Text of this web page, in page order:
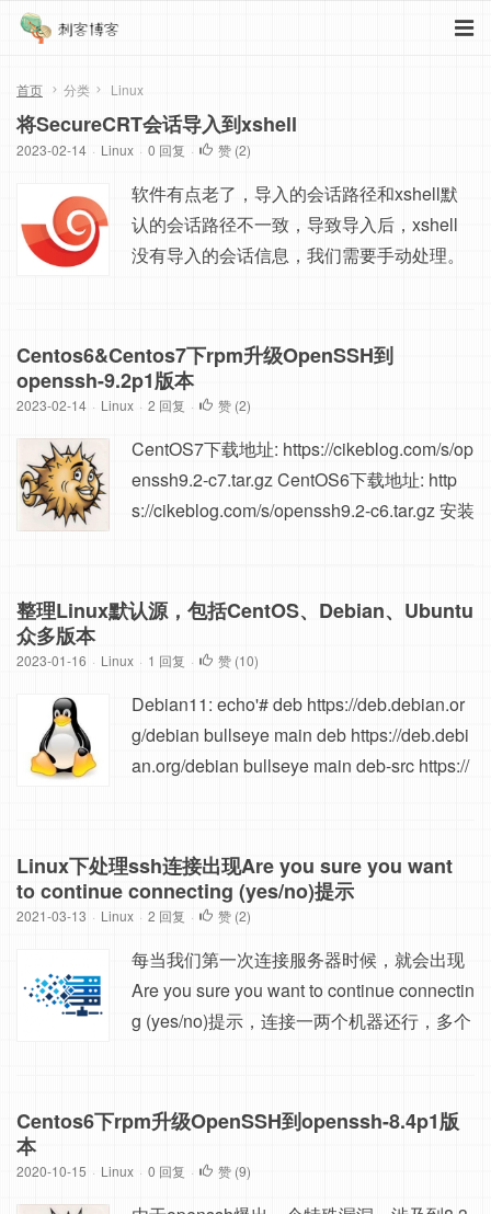
首页 分类 Linux
将SecureCRT会话导入到xshell
2023-02-14 · Linux · 0 回复 · 赞 (2)
软件有点老了，导入的会话路径和xshell默
认的会话路径不一致，导致导入后，xshell
没有导入的会话信息，我们需要手动处理。
ssions" xshell默认的会话路径为： "C:\User
s\\Documents\NetSarang\Xshell\Sessions"
我们需要将其手动复制到xshell会话目录
中。 ...
Centos6&Centos7下rpm升级OpenSSH到
openssh-9.2p1版本
2023-02-14 · Linux · 2 回复 · 赞 (2)
CentOS7下载地址: https://cikeblog.com/s/op
enssh9.2-c7.tar.gz CentOS6下载地址: http
s://cikeblog.com/s/openssh9.2-c6.tar.gz 安装
nSSH到openssh-8.5p1版本
整理Linux默认源，包括CentOS、Debian、Ubuntu
众多版本
2023-01-16 · Linux · 1 回复 · 赞 (10)
Debian11: echo'# deb https://deb.debian.or
g/debian bullseye main deb https://deb.debi
an.org/debian bullseye main deb-src https://
e-security main deb-src https://deb.debian.or
g/debian-security bullseye-security main #
b...
Linux下处理ssh连接出现Are you sure you want
to continue connecting (yes/no)提示
2021-03-13 · Linux · 2 回复 · 赞 (2)
每当我们第一次连接服务器时候，就会出现
Are you sure you want to continue connectin
g (yes/no)提示，连接一两个机器还行，多个
ng no UserKnownHostsFile=/dev/null' >>/ro
是其他用户的话，将配置写...
Centos6下rpm升级OpenSSH到openssh-8.4p1版
本
2020-10-15 · Linux · 0 回复 · 赞 (9)